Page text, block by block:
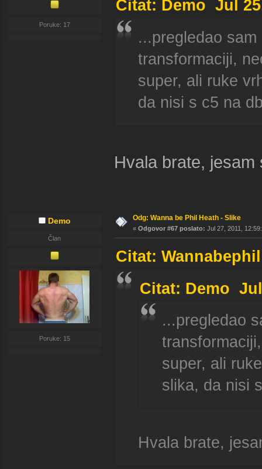
Poruke: 17
Citat: Demo Jul
...pregledao
transformaciji,
super, ali ruke
da nisi s c5 na
Hvala brate,
Demo
Član
Poruke: 15
Odg: Wanna be Phil Heath - Slike
« Odgovor #67 poslato: Jul 27, 2011,
Citat:
Citat: Demo
...pregledao
super, ali
slika, da nisi
Hvala brate,